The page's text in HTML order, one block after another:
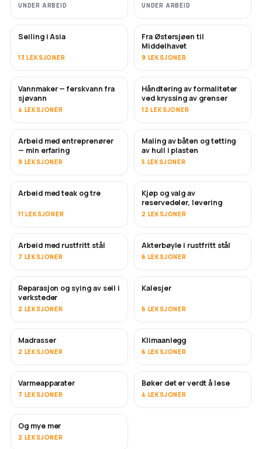
UNDER ARBEID UNDER ARBEID
SNART
Seiling i Asia
13 LEKSJONER
SNART
Fra Østersjøen til
Middelhavet
9 LEKSJONER
SNART
Vannmaker — ferskvann fra
sjøvann
4 LEKSJONER
Håndtering av formaliteter
ved kryssing av grenser
12 LEKSJONER
SNART
Arbeid med entreprenører
— min erfaring
9 LEKSJONER
SNART
Maling av båten og tetting
av hull i plasten
5 LEKSJONER
Arbeid med teak og tre
11 LEKSJONER
SNART
Kjøp og valg av
reservedeler, levering
2 LEKSJONER
SNART
Arbeid med rustfritt stål
7 LEKSJONER
Akterbøyle i rustfritt stål
6 LEKSJONER
SNART
Reparasjon og sying av seil i
verksteder
2 LEKSJONER
Kalesjer
6 LEKSJONER
Madrasser
2 LEKSJONER
SNART
Klimaanlegg
6 LEKSJONER
SNART
Varmeapparater
7 LEKSJONER
SNART
Bøker det er verdt å lese
4 LEKSJONER
SNART
Og mye mer
2 LEKSJONER